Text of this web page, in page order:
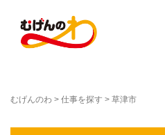
むげんのわ > 仕事を探す > 草津市